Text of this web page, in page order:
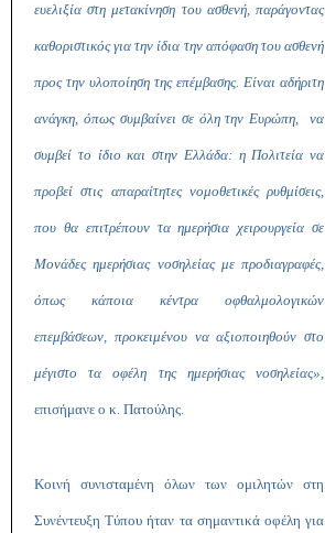
ευελιξία στη μετακίνηση του ασθενή, παράγοντας
καθοριστικός για την ίδια την απόφαση του ασθενή
προς την υλοποίηση της επέμβασης. Είναι αδήριτη
ανάγκη, όπως συμβαίνει σε όλη την Ευρώπη, να
συμβεί το ίδιο και στην Ελλάδα: η Πολιτεία να
προβεί στις απαραίτητες νομοθετικές ρυθμίσεις,
που θα επιτρέπουν τα ημερήσια χειρουργεία σε
Μονάδες ημερήσιας νοσηλείας με προδιαγραφές,
όπως κάποια κέντρα οφθαλμολογικών
επεμβάσεων, προκειμένου να αξιοποιηθούν στο
μέγιστο τα οφέλη της ημερήσιας νοσηλείας»,
επισήμανε ο κ. Πατούλης.
Κοινή συνισταμένη όλων των ομιλητών στη
Συνέντευξη Τύπου ήταν τα σημαντικά οφέλη για